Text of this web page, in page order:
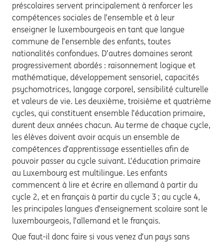
préscolaires servent principalement à renforcer les
compétences sociales de l’ensemble et à leur
enseigner le luxembourgeois en tant que langue
commune de l’ensemble des enfants, toutes
nationalités confondues. D’autres domaines seront
progressivement abordés : raisonnement logique et
mathématique, développement sensoriel, capacités
psychomotrices, langage corporel, sensibilité culturelle
et valeurs de vie. Les deuxième, troisième et quatrième
cycles, qui constituent ensemble l’éducation primaire,
durent deux années chacun. Au terme de chaque cycle,
les élèves doivent avoir acquis un ensemble de
compétences d’apprentissage essentielles afin de
pouvoir passer au cycle suivant. L’éducation primaire
au Luxembourg est multilingue. Les enfants
commencent à lire et écrire en allemand à partir du
cycle 2, et en français à partir du cycle 3 ; au cycle 4,
les principales langues d’enseignement scolaire sont le
luxembourgeois, l’allemand et le français.
Que faut-il donc faire si vous venez d’un pays sans